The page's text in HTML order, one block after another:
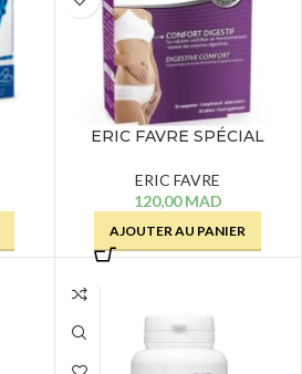
ERIC FAVRE SPÉCIAL
COMPRIMÉS
ERIC FAVRE
120,00MAD
AJOUTER AU PANIER